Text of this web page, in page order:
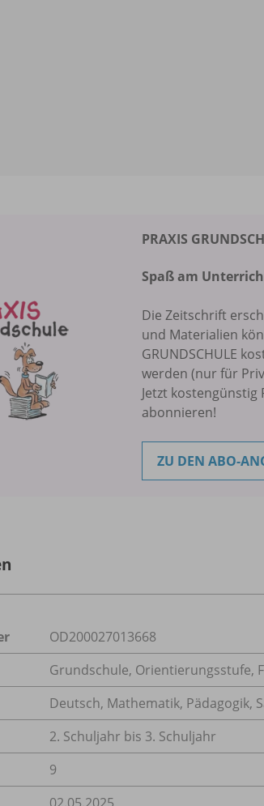
PRAXIS
Spaß am
Die Zeitschrift
und Materialien
GRUNDSCHULE
werden (nur für
Jetzt
abonnieren!
ZU DEN ABO-
OD200027013668
Grundschule, Orientierungsstufe,
Deutsch, Mathematik, Pädagogik,
2. Schuljahr bis 3. Schuljahr
9